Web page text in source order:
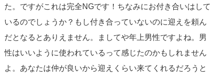
です。
それでも反応がない場合には、直接あなたの気持ちや不安
を伝えてみるのも一つの選択ですが、その際は 相手の負担
にならないよう配慮しつつ、素直な感情を伝えると良いで
た。ですがこれは完全NGです！ちなみにお付き合いはして
いるのでしょうか？もし付き合っていないのに迎えを頼ん
だとなるとありえません。ましてや年上男性ですよね。男
性はいいように使われているって感じたのかもしれません
よ。あなたは仲が良いから迎えくらい来てくれるだろうと